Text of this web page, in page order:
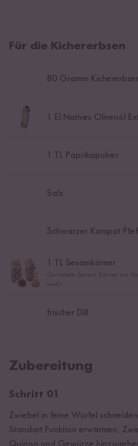
Für die Kichererbsen
80 Gramm
El Natives Olivenöl
1 TL Paprikapulver
Salz
Schwarzer Kampot
TL Sesamkörner
frischer Dill
Zubereitung
Schritt 01
Zwiebel in feine Würfel
Standart Funktion erwärmen,
Quinoa und Gewürze